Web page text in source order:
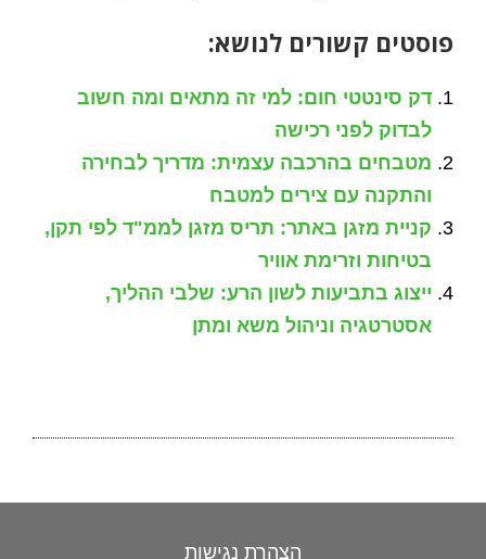
פוסטים קשורים לנושא:
דק סינטטי חום: למי זה מתאים ומה חשוב
לבדוק לפני רכישה
מטבחים בהרכבה עצמית: מדריך לבחירה
והתקנה עם צירים למטבח
קניית מזגן באתר: תריס מזגן לממ"ד לפי תקן,
בטיחות וזרימת אוויר
ייצוג בתביעות לשון הרע: שלבי ההליך,
אסטרטגיה וניהול משא ומתן
הצהרת נגישות